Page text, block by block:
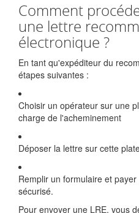
Comment
une lettre
électronique ?
En tant qu'expéditeur du
étapes suivantes :
Choisir un opérateur sur une
charge de l'acheminement
Déposer la lettre sur cette
Remplir un formulaire et
sécurisé.
Pour envoyer une LRE, vous